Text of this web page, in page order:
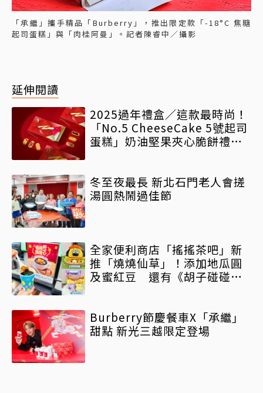
「承繼」攜手精品「Burberry」，推出限定款「-18°C 焦糖
起司蛋糕」與「肉桂阿曼」。記者陳睿中／攝影
延伸閱讀
2025過年禮盒／這款最時尚！
「No.5 CheeseCake 5號起司
蛋糕」奶油堅果夾心脆餅禮盒
冬至夜最長 新北石門老人會搓
湯圓熱鬧過佳節
全家便利商店「搖搖茶吧」新
推「燒燒仙草」！添加地瓜圓
及蜜紅豆 還有《胡子碰碰》
Burberry節慶餐車X「承繼」
甜點 新光三越限定登場